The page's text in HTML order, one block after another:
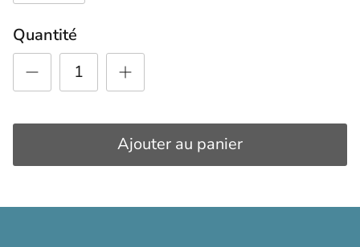
Quantité
Ajouter au panier